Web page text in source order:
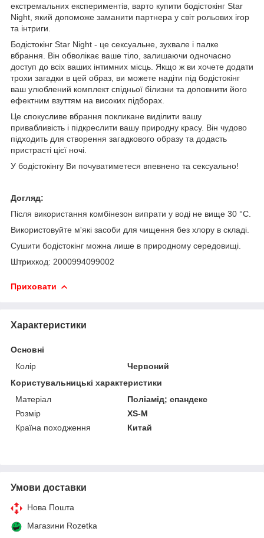
екстремальних експериментів, варто купити бодістокінг Star
Night, який допоможе заманити партнера у світ рольових ігор
та інтриги.
Бодістокінг Star Night - це сексуальне, зухвале і палке
вбрання. Він обволікає ваше тіло, залишаючи одночасно
доступ до всіх ваших інтимних місць. Якщо ж ви хочете додати
трохи загадки в цей образ, ви можете надіти під бодістокінг
ваш улюблений комплект спідньої білизни та доповнити його
ефектним взуттям на високих підборах.
Це спокусливе вбрання покликане виділити вашу
привабливість і підкреслити вашу природну красу. Він чудово
підходить для створення загадкового образу та додасть
пристрасті цієї ночі.
У бодістокінгу Ви почуватиметеся впевнено та сексуально!
Догляд:
Після використання комбінезон випрати у воді не вище 30 °C.
Використовуйте м'які засоби для чищення без хлору в складі.
Сушити бодістокінг можна лише в природному середовищі.
Штрихкод: 2000994099002
Приховати
Характеристики
Основні
Колір
Червоний
Користувальницькі характеристики
Матеріал
Поліамід; спандекс
Розмір
XS-M
Країна походження
Китай
Умови доставки
Нова Пошта
Магазини Rozetka